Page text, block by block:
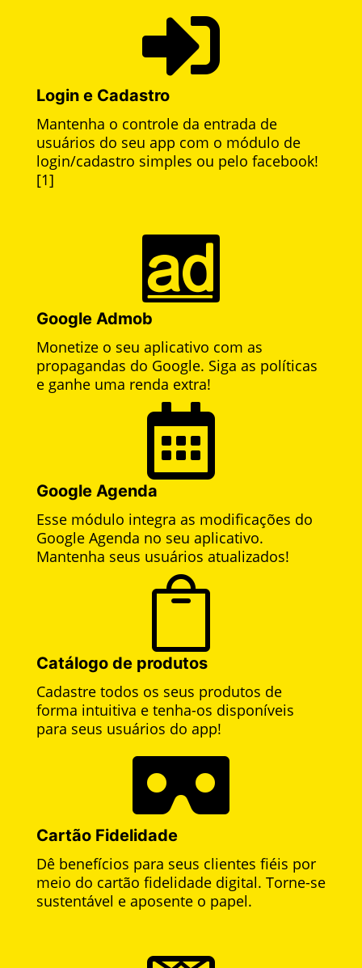

Login e Cadastro
Mantenha o controle da entrada de
usuários do seu app com o módulo de
login/cadastro simples ou pelo facebook!
[1]

Google Admob
Monetize o seu aplicativo com as
propagandas do Google. Siga as políticas
e ganhe uma renda extra!

Google Agenda
Esse módulo integra as modificações do
Google Agenda no seu aplicativo.
Mantenha seus usuários atualizados!

Catálogo de produtos
Cadastre todos os seus produtos de
forma intuitiva e tenha-os disponíveis
para seus usuários do app!

Cartão Fidelidade
Dê benefícios para seus clientes fiéis por
meio do cartão fidelidade digital. Torne-se
sustentável e aposente o papel.